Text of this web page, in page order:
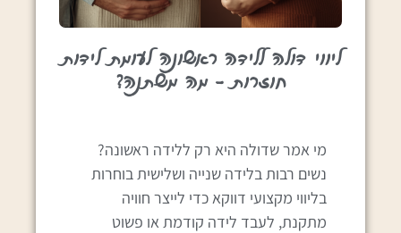
ליווי דולה ללידה ראשונה לעומת לידות
חוזרות – מה משתנה?
מי אמר שדולה היא רק ללידה ראשונה?
נשים רבות בלידה שנייה ושלישית בוחרות
בליווי מקצועי דווקא כדי לייצר חוויה
מתקנת, לעבד לידה קודמת או פשוט